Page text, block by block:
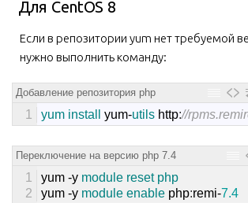
Для CentOS 8
Если в репозитории yum нет требуемой
нужно выполнить команду:
Добавление репозитория php
1 yum install yum-utils http://
Переключение на версию php 7.4
1
2
yum -y module reset php
yum -y module enable php:remi-7.4